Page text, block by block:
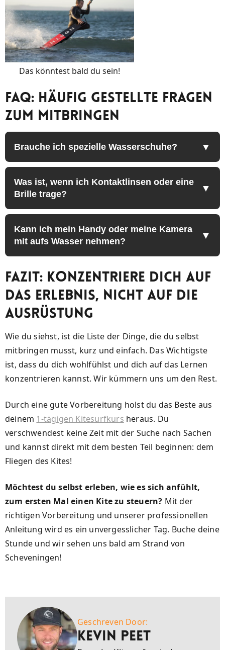
Das könntest bald du sein!
FAQ: Häufig gestellte Fragen
zum Mitbringen
Brauche ich spezielle Wasserschuhe?
Was ist, wenn ich Kontaktlinsen oder eine
Brille trage?
Kann ich mein Handy oder meine Kamera
mit aufs Wasser nehmen?
Fazit: Konzentriere dich auf
das Erlebnis, nicht auf die
Ausrüstung
Wie du siehst, ist die Liste der Dinge, die du selbst
mitbringen musst, kurz und einfach. Das Wichtigste
ist, dass du dich wohlfühlst und dich auf das Lernen
konzentrieren kannst. Wir kümmern uns um den Rest.
Durch eine gute Vorbereitung holst du das Beste aus
deinem 1-tägigen Kitesurfkurs heraus. Du
verschwendest keine Zeit mit der Suche nach Sachen
und kannst direkt mit dem besten Teil beginnen: dem
Fliegen des Kites!
Möchtest du selbst erleben, wie es sich anfühlt,
zum ersten Mal einen Kite zu steuern? Mit der
richtigen Vorbereitung und unserer professionellen
Anleitung wird es ein unvergesslicher Tag. Buche deine
Stunde und wir sehen uns bald am Strand von
Scheveningen!
Geschreven Door:
Kevin Peet